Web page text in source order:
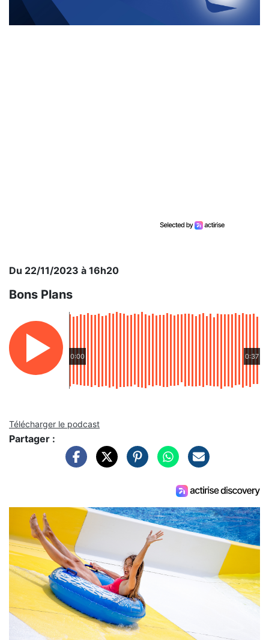
Du 22/11/2023 à 16h20
Bons Plans
0:00 0:37
Télécharger le podcast
Partager :